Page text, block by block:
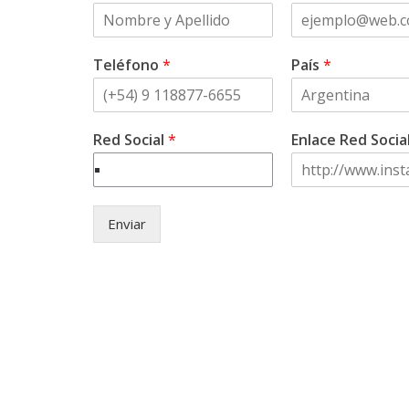
Teléfono * País *
Red Social * Enlace Red Social
Enviar